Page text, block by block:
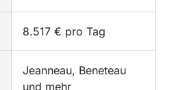
8.517 € pro Tag
Jeanneau, Beneteau
und mehr